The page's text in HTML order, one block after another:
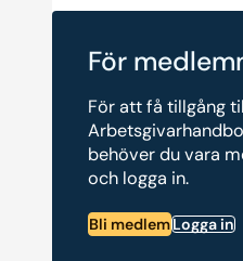
För
För att få tillgång
behöver du vara
och logga in.
Bli medlemLogga in